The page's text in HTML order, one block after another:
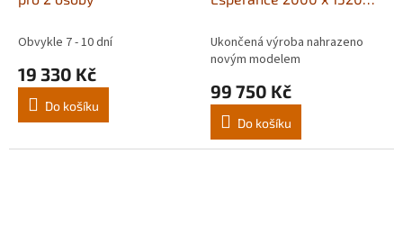
Obvykle 7 - 10 dní
19 330 Kč
Do košíku
Ukončená výroba nahrazeno
novým modelem
99 750 Kč
Do košíku